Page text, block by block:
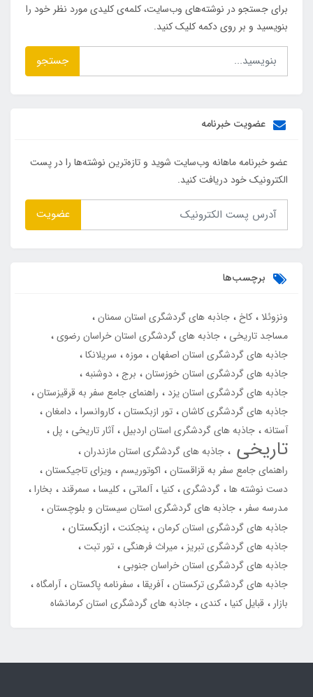
برای جستجو در نوشته‌های وب‌سایت، کلمه‌ی کلیدی مورد نظر خود را
بنویسید و بر روی دکمه کلیک کنید.
جستجو
عضویت خبرنامه
عضو خبرنامه ماهانه وب‌سایت شوید و تازه‌ترین نوشته‌ها را در پست
الکترونیک خود دریافت کنید.
عضویت
برچسب‌ها
ونزوئلا کاخ جاذبه های گردشگری استان سمنان
مساجد تاریخی
جاذبه های گردشگری استان خراسان رضوی
جاذبه های گردشگری استان اصفهان موزه
سریلانکا
جاذبه های گردشگری استان خوزستان
برج دوشنبه
جاذبه های گردشگری استان یزد
راهنمای جامع سفر به قرقیزستان
جاذبه های گردشگری کاشان تور ازبکستان کاروانسرا دامغان
آستانه جاذبه های گردشگری استان اردبیل آثار تاریخی پل
تاریخی
جاذبه های گردشگری استان مازندران
راهنمای جامع سفر به قزاقستان
اکوتوریسم
ویزای تاجیکستان
دست نوشته ها گردشگری کنیا آلماتی کلیسا سمرقند
بخارا
مدرسه سفر
جاذبه های گردشگری استان سیستان و بلوچستان
جاذبه های گردشگری استان کرمان پنجکنت ازبکستان
جاذبه های گردشگری تبریز میراث فرهنگی
تور تبت
جاذبه های گردشگری استان خراسان جنوبی
جاذبه های گردشگری ترکستان آفریقا سفرنامه پاکستان آرامگاه
بازار
قبایل کنیا کندی جاذبه های گردشگری استان کرمانشاه